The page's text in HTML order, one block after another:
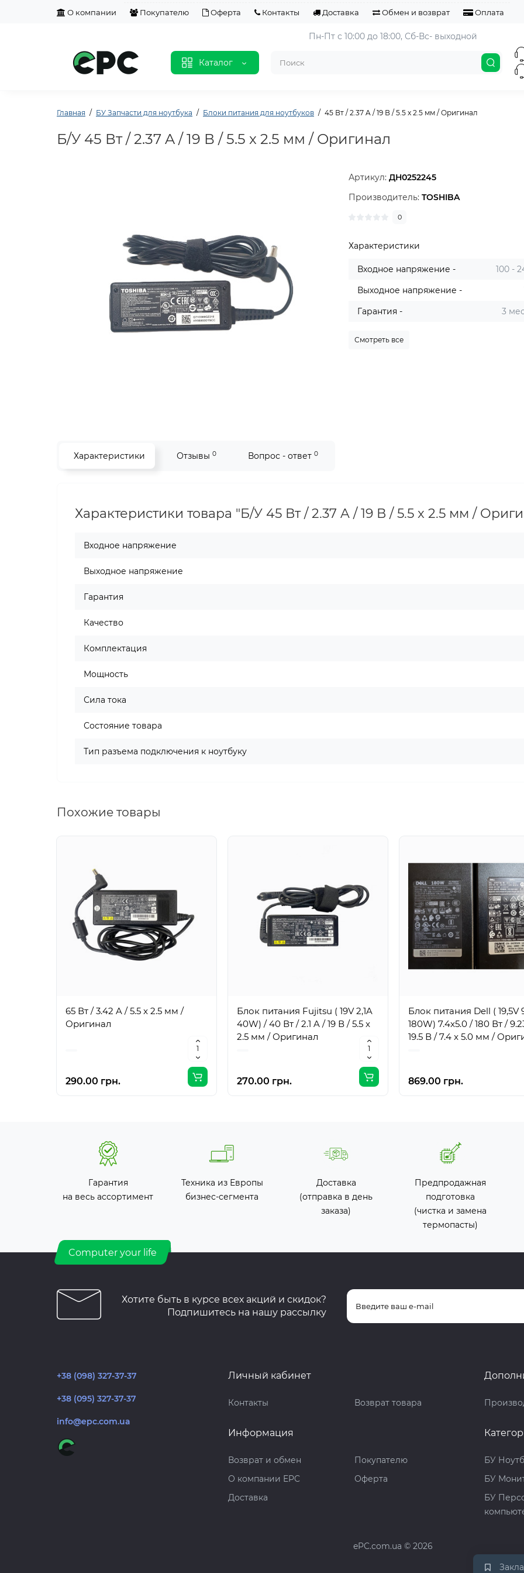
О компании Покупателю Оферта Контакты Доставка Обмен и возврат Оплата
Каталог
Пн-Пт с 10:00 до 18:00, Сб-Вс- выходной
Главная БУ Запчасти для ноутбука Блоки питания для ноутбуков 45 Вт / 2.37 A / 19 В / 5.5 x 2.5 мм / Оригинал
Б/У 45 Вт / 2.37 A / 19 В / 5.5 x 2.5 мм / Оригинал
Артикул:ДН0252245
Производитель:TOSHIBA
0
Характеристики
Входное напряжение -
100 -
Выходное напряжение -
Гарантия -
3
Смотреть все
Характеристики Отзывы 0 Вопрос - ответ 0
Характеристики товара "Б/У 45 Вт / 2.37 A / 19 В / 5.5 x 2.5 мм /
Входное напряжение
Выходное напряжение
Гарантия
Качество
Комплектация
Мощность
Сила тока
Состояние товара
Тип разъема подключения к ноутбуку
Похожие товары
65 Вт / 3.42 A / 5.5 x 2.5 мм /
Оригинал
290.00 грн.
Блок питания Fujitsu ( 19V 2,1A
40W) / 40 Вт / 2.1 A / 19 В / 5.5 x
2.5 мм / Оригинал
270.00 грн.
Блок питания Dell ( 19,5V
180W) 7.4x5.0 / 180 Вт /
19.5 В / 7.4 x 5.0 мм /
869.00 грн.
Гарантия
на весь ассортимент
Техника из Европы
бизнес-сегмента
Доставка
(отправка в день
заказа)
Предпродажная
подготовка
(чистка и замена
термопасты)
Computer your life
Хотите быть в курсе всех акций и скидок?
Подпишитесь на нашу рассылку
+38 (098) 327-37-37
+38 (095) 327-37-37
info@epc.com.ua
Личный кабинет
Контакты Возврат товара
Информация
Возврат и обмен
О компании EPC
Доставка
Покупателю
Оферта
БУ
БУ
БУ
ePC.com.ua © 2026